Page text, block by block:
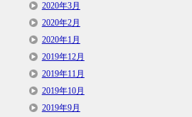
2020年3月
2020年2月
2020年1月
2019年12月
2019年11月
2019年10月
2019年9月